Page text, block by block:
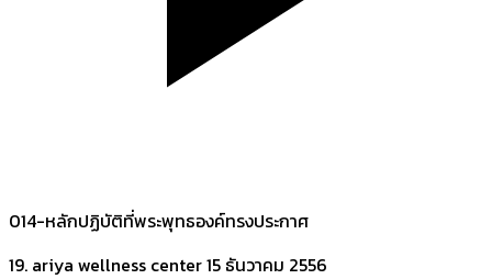
014-หลักปฏิบัติที่พระพุทธองค์ทรงประกาศ
19. ariya wellness center15 ธันวาคม 2556